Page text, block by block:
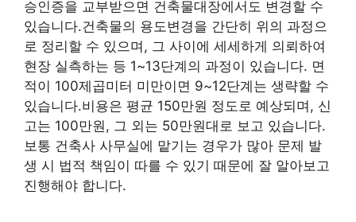
승인증을 교부받으면 건축물대장에서도 변경할 수
있습니다.건축물의 용도변경을 간단히 위의 과정으
로 정리할 수 있으며, 그 사이에 세세하게 의뢰하여
현장 실측하는 등 1~13단계의 과정이 있습니다. 면
적이 100제곱미터 미만이면 9~12단계는 생략할 수
있습니다.비용은 평균 150만원 정도로 예상되며, 신
고는 100만원, 그 외는 50만원대로 보고 있습니다.
보통 건축사 사무실에 맡기는 경우가 많아 문제 발
생 시 법적 책임이 따를 수 있기 때문에 잘 알아보고
진행해야 합니다.